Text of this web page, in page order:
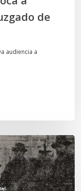
de
audiencia a